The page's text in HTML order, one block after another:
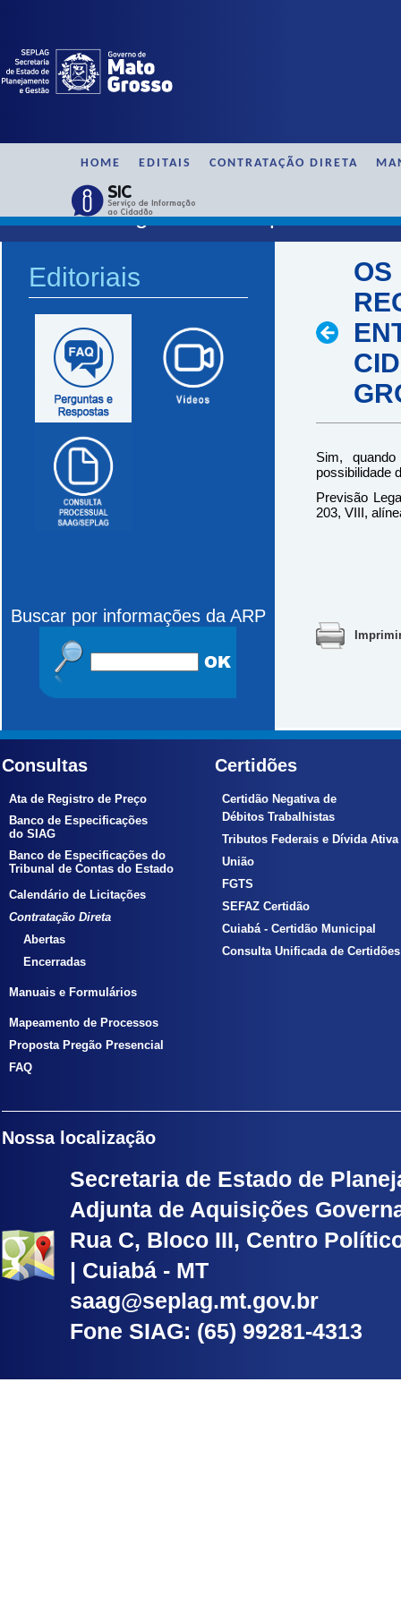
HOME EDITAIS CONTRATAÇÃO DIRETA
SAAG / Perguntas e Respostas
Editoriais
Buscar por informações da ARP
OS
Sim,
possibilidade
Previsão
203, VIII,
Consultas
Ata de Registro de Preço
Banco de Especificações
do SIAG
Banco de Especificações do
Tribunal de Contas do Estado
Calendário de Licitações
Contratação Direta
Abertas
Encerradas
Manuais e Formulários
Mapeamento de Processos
Proposta Pregão Presencial
FAQ
Certidões
Certidão Negativa de
Débitos Trabalhistas
Tributos Federais e Dívida Ativa
União
FGTS
SEFAZ Certidão
Cuiabá - Certidão Municipal
Consulta Unificada de Certidões
Nossa localização
Secretaria de Estado de
Adjunta de Aquisições
Rua C, Bloco III, Centro
| Cuiabá - MT
saag@seplag.mt.gov.br
Fone SIAG: (65) 99281-4313